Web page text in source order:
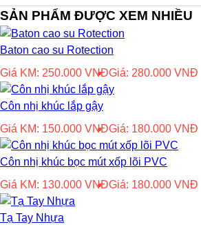
SẢN PHẨM ĐƯỢC XEM NHIỀU
Baton cao su Rotection
Giá KM: 250.000 VNĐGiá: 280.000 VNĐ
Côn nhị khúc lắp gậy
Giá KM: 150.000 VNĐGiá: 180.000 VNĐ
Côn nhị khúc bọc mút xốp lõi PVC
Giá KM: 130.000 VNĐGiá: 180.000 VNĐ
Tạ Tay Nhựa